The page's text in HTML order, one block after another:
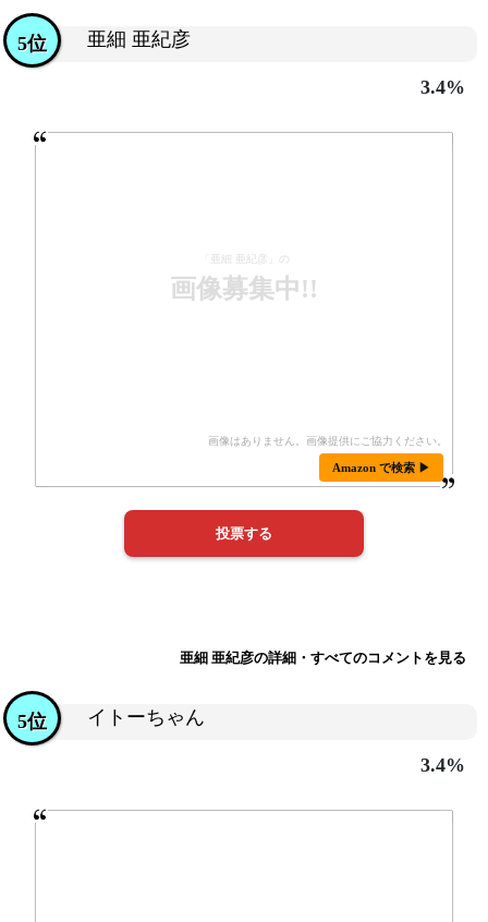
亜細 亜紀彦
5位
3.4%
「亜細 亜紀彦」の
画像募集中!!
Amazon で検索 ▶
亜細 亜紀彦の詳細・すべてのコメントを見る
イトーちゃん
5位
3.4%